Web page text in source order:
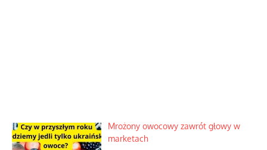
Mrożony owocowy zawrót głowy w
marketach